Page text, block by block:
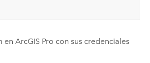
en ArcGIS Pro con sus credenciales